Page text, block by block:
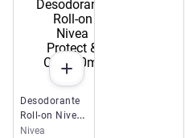
Desodorante
Roll-on Nivea
Protect & Care
Nivea